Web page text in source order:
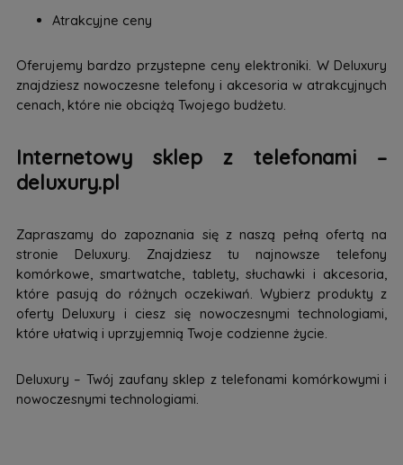
Atrakcyjne ceny
Oferujemy bardzo przystepne ceny elektroniki. W Deluxury
znajdziesz nowoczesne telefony i akcesoria w atrakcyjnych
cenach, które nie obciążą Twojego budżetu.
Internetowy sklep z telefonami –
deluxury.pl
Zapraszamy do zapoznania się z naszą pełną ofertą na
stronie Deluxury. Znajdziesz tu najnowsze telefony
komórkowe, smartwatche, tablety, słuchawki i akcesoria,
które pasują do różnych oczekiwań. Wybierz produkty z
oferty Deluxury i ciesz się nowoczesnymi technologiami,
które ułatwią i uprzyjemnią Twoje codzienne życie.
Deluxury – Twój zaufany sklep z telefonami komórkowymi i
nowoczesnymi technologiami.